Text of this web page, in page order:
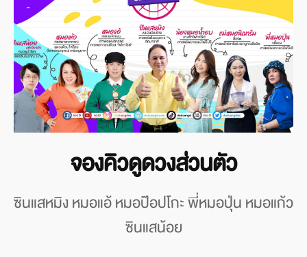
จองคิวดูดวงส่วนตัว
ซินแสหมิง หมอแอ้ หมอป๊อปโกะ พี่หมอปุ่น หมอแก้ว
ซินแสน้อย